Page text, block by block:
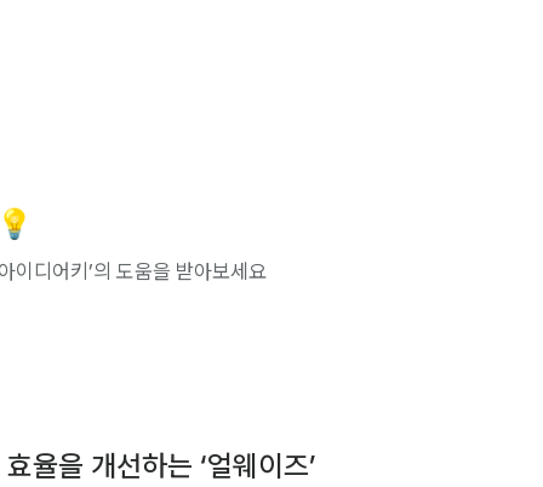
이디어키’의 도움을 받아보세요
율을 개선하는 ‘얼웨이즈’